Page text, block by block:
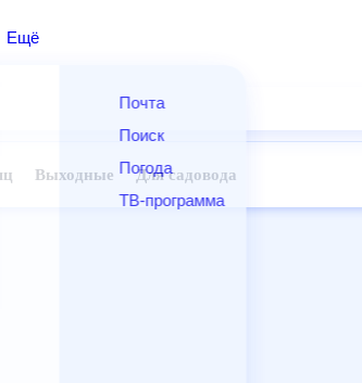
Ещё
Почта
Поиск
Погода
ТВ-программа
Месяц Выходные Для садовода